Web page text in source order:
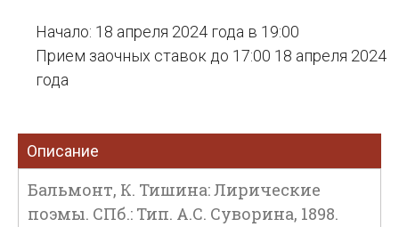
Начало: 18 апреля 2024 года в 19:00
Прием заочных ставок до 17:00 18 апреля 2024
года
Описание
Бальмонт, К. Тишина: Лирические
поэмы. СПб.: Тип. А.С. Суворина, 1898.